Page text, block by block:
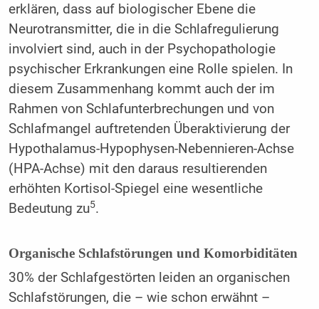
erklären, dass auf biologischer Ebene die
Neurotransmitter, die in die Schlafregulierung
involviert sind, auch in der Psychopathologie
psychischer Erkrankungen eine Rolle spielen. In
diesem Zusammenhang kommt auch der im
Rahmen von Schlafunterbrechungen und von
Schlafmangel auftretenden Überaktivierung der
Hypothalamus-Hypophysen-Nebennieren-Achse
(HPA-Achse) mit den daraus resultierenden
erhöhten Kortisol-Spiegel eine wesentliche
Bedeutung zu5.
Organische Schlafstörungen und Komorbiditäten
30% der Schlafgestörten leiden an organischen
Schlafstörungen, die – wie schon erwähnt –